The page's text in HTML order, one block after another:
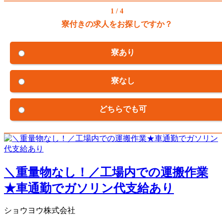
1 / 4
寮付きの求人をお探しですか？
寮あり
寮なし
どちらでも可
＼重量物なし！／工場内での運搬作業
★車通勤でガソリン代支給あり
ショウヨウ株式会社